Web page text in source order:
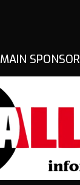
MAIN SPONSOR